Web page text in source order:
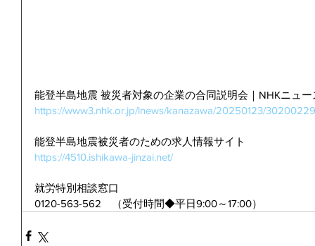
能登半島地震 被災者対象の企業の合同説明会｜NHKニュー
https://www3.nhk.or.jp/lnews/kanazawa/20250123/
能登半島地震被災者のための求人情報サイト
https://4510.ishikawa-jinzai.net/
就労特別相談窓口
0120-563-562　（受付時間◆平日9:00～17:00）